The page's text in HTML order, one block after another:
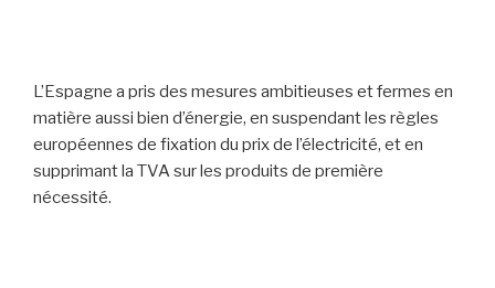
L’Espagne a pris des mesures ambitieuses et fermes en
matière aussi bien d’énergie, en suspendant les règles
européennes de fixation du prix de l’électricité, et en
supprimant la TVA sur les produits de première
nécessité.